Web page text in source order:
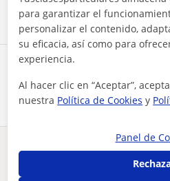
Comparte a este profesor
¿Hay algún error en este
para garantizar el
personalizar el contenido,
su eficacia, así como para
experiencia.
Al hacer clic en “Aceptar”,
nuestra Política de Cookies y
Panel de